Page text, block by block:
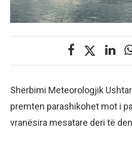
Shërbimi Meteorologjik
premten parashikohet mot i
vranësira mesatare deri të